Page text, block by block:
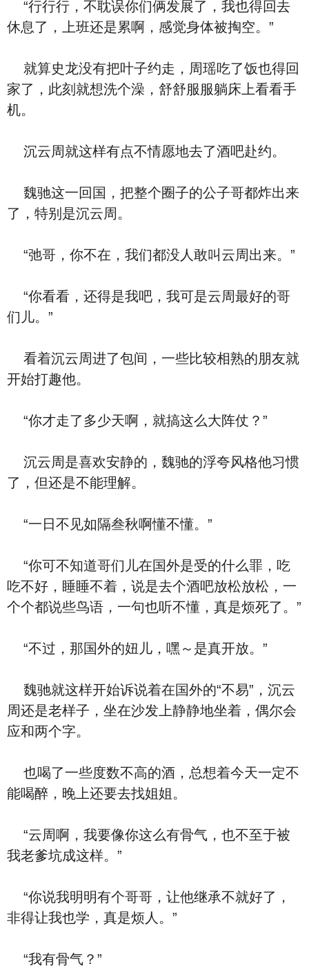
“行行行，不耽误你们俩发展了，我也得回去
休息了，上班还是累啊，感觉身体被掏空。”
就算史龙没有把叶子约走，周瑶吃了饭也得回
家了，此刻就想洗个澡，舒舒服服躺床上看看手
机。
沉云周就这样有点不情愿地去了酒吧赴约。
魏驰这一回国，把整个圈子的公子哥都炸出来
了，特别是沉云周。
“弛哥，你不在，我们都没人敢叫云周出来。”
“你看看，还得是我吧，我可是云周最好的哥
们儿。”
看着沉云周进了包间，一些比较相熟的朋友就
开始打趣他。
“你才走了多少天啊，就搞这么大阵仗？”
沉云周是喜欢安静的，魏驰的浮夸风格他习惯
了，但还是不能理解。
“一日不见如隔叁秋啊懂不懂。”
“你可不知道哥们儿在国外是受的什么罪，吃
吃不好，睡睡不着，说是去个酒吧放松放松，一
个个都说些鸟语，一句也听不懂，真是烦死了。”
“不过，那国外的妞儿，嘿～是真开放。”
魏驰就这样开始诉说着在国外的“不易”，沉云
周还是老样子，坐在沙发上静静地坐着，偶尔会
应和两个字。
也喝了一些度数不高的酒，总想着今天一定不
能喝醉，晚上还要去找姐姐。
“云周啊，我要像你这么有骨气，也不至于被
我老爹坑成这样。”
“你说我明明有个哥哥，让他继承不就好了，
非得让我也学，真是烦人。”
“我有骨气？”